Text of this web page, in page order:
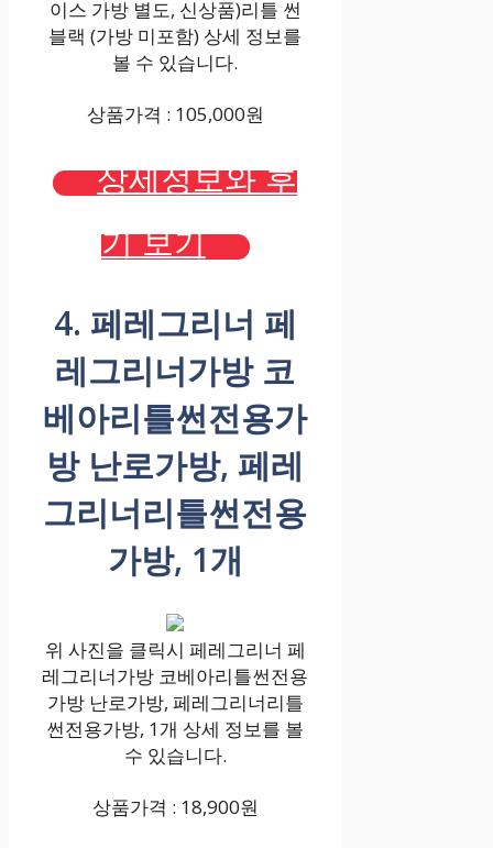
이스 가방 별도, 신상품)리틀 썬
블랙 (가방 미포함) 상세 정보를
볼 수 있습니다.
상품가격 : 105,000원
상세정보와 후
기 보기
4. 페레그리너 페
레그리너가방 코
베아리틀썬전용가
방 난로가방, 페레
그리너리틀썬전용
가방, 1개
위 사진을 클릭시 페레그리너 페
레그리너가방 코베아리틀썬전용
가방 난로가방, 페레그리너리틀
썬전용가방, 1개 상세 정보를 볼
수 있습니다.
상품가격 : 18,900원